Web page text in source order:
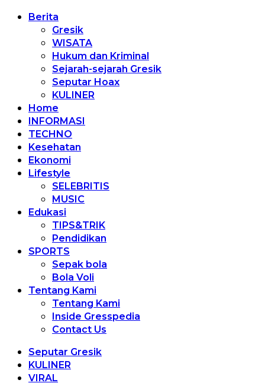
Berita
Gresik
WISATA
Hukum dan Kriminal
Sejarah-sejarah Gresik
Seputar Hoax
KULINER
Home
INFORMASI
TECHNO
Kesehatan
Ekonomi
Lifestyle
SELEBRITIS
MUSIC
Edukasi
TIPS&TRIK
Pendidikan
SPORTS
Sepak bola
Bola Voli
Tentang Kami
Tentang Kami
Inside Gresspedia
Contact Us
Seputar Gresik
KULINER
VIRAL